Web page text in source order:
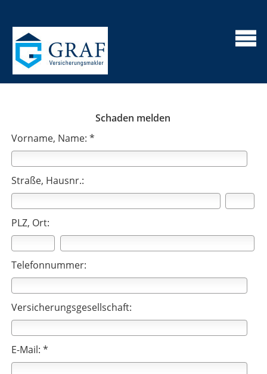
Schaden melden
Vorname, Name: *
Straße, Hausnr.:
PLZ, Ort:
Telefonnummer:
Versicherungsgesellschaft:
E-Mail: *